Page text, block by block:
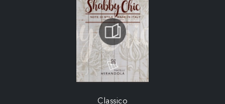
Classico